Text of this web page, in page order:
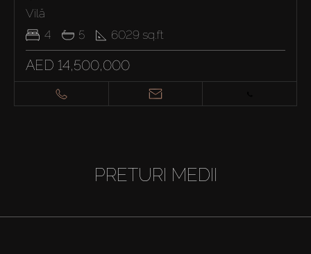
Vilă
4
5 6029 sq.ft
AED 14,500,000
PRETURI MEDII